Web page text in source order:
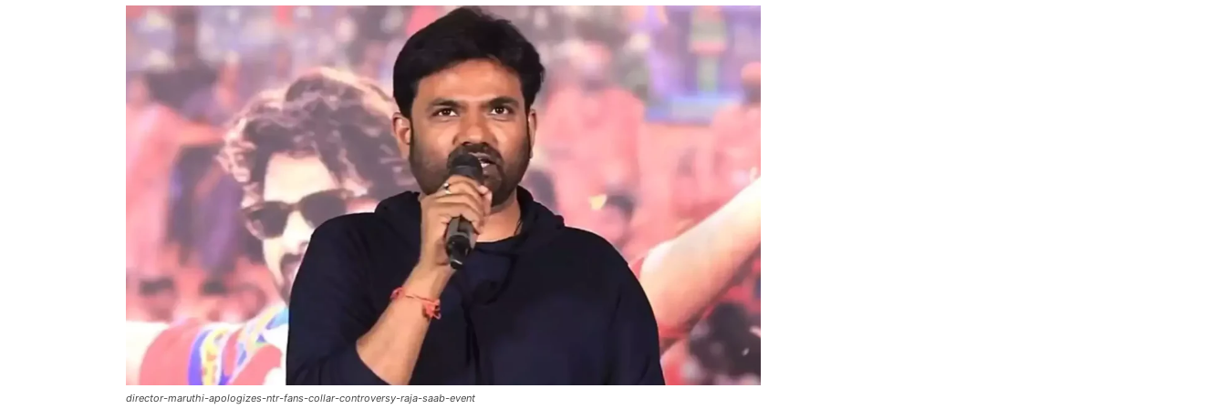
director-maruthi-apologizes-ntr-fans-collar-controversy-raja-saab-event